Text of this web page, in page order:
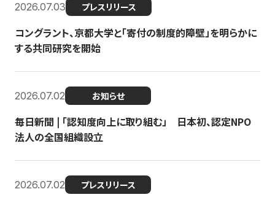
2026.07.03 プレスリリース
コングラント、京都大学と「寄付の制度的障壁」を明らかに
する共同研究を開始
2026.07.02 お知らせ
毎日新聞 | 「認知度向上に取り組む」 日本初、認定NPO
法人の全国組織設立
2026.07.02 プレスリリース